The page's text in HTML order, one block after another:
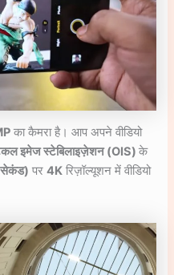
का कैमरा है। आप अपने वीडियो
इमेज स्टेबिलाइज़ेशन (OIS)के
सेकंड) पर4K रिज़ॉल्यूशन में वीडियो